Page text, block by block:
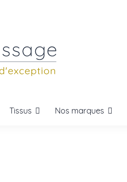
Tissus Nos marques